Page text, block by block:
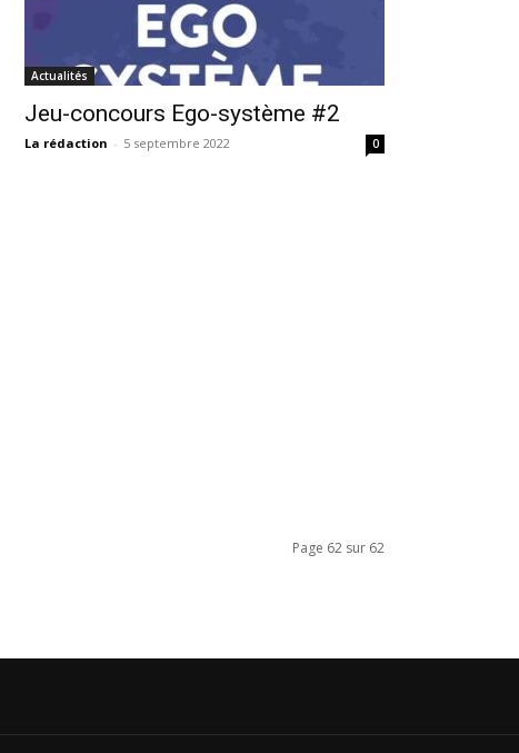
Actualités
Jeu-concours Ego-système #2
La rédaction - 5 septembre 2022 0
Page 62 sur 62